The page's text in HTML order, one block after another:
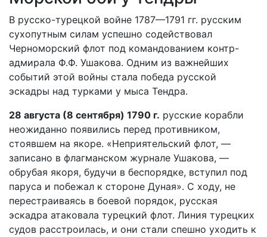
В русско-турецкой войне 1787—1791 гг. русским
сухопутным силам успешно содействовал
Черноморский флот под командованием контр-
адмирала Ф.Ф. Ушакова. Одним из важнейших
событий этой войны стала победа русской
эскадры над турками у мыса Тендра.
28 августа (8 сентября) 1790 г. русские корабли
неожиданно появились перед противником,
стоявшем на якоре. «Неприятельский флот, —
записано в флагманском журнале Ушакова, —
обрубая якоря, будучи в беспорядке, вступил под
паруса и побежал к стороне Дуная». С ходу, не
перестраиваясь в боевой порядок, русская
эскадра атаковала турецкий флот. Линия турецких
судов расстроилась, и они стали спешно уходить к